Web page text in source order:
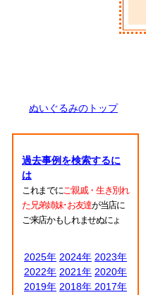
ぬいぐるみのトップ
過去事例を検索するに
は
これまでにご親戚・生き別れ
た兄弟姉妹･お友達が当店に
ご来店かもしれませぬにょ
2025年 2024年 2023年
2022年 2021年 2020年
2019年 2018年 2017年